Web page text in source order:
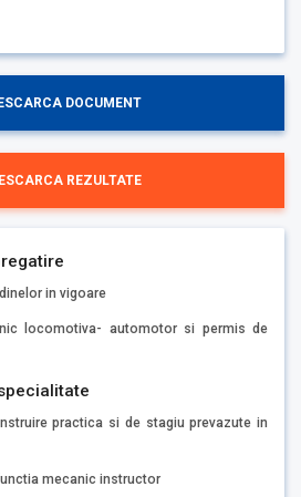
DOCUMENT
REZULTATE
in vigoare
locomotiva- automotor si permis de
practica si de stagiu prevazute in
mecanic instructor